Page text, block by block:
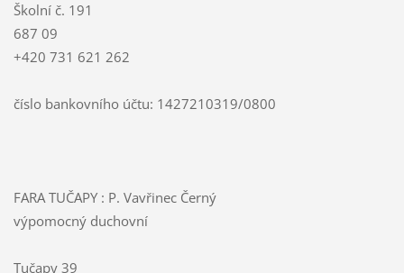
Školní č. 191
687 09
+420 731 621 262
číslo bankovního účtu: 1427210319/0800
FARA TUČAPY : P. Vavřinec Černý
výpomocný duchovní
Tučapy 39